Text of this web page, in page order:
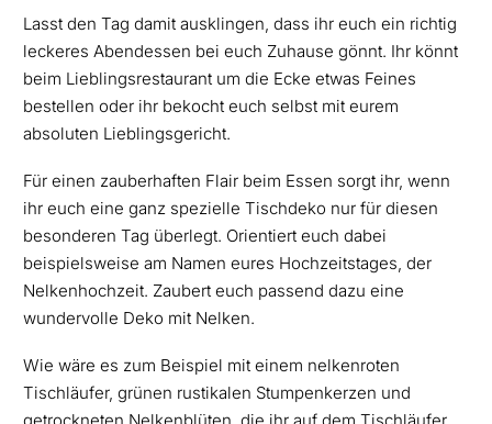
Lasst den Tag damit ausklingen, dass ihr euch ein richtig
leckeres Abendessen bei euch Zuhause gönnt. Ihr könnt
beim Lieblingsrestaurant um die Ecke etwas Feines
bestellen oder ihr bekocht euch selbst mit eurem
absoluten Lieblingsgericht.
Für einen zauberhaften Flair beim Essen sorgt ihr, wenn
ihr euch eine ganz spezielle Tischdeko nur für diesen
besonderen Tag überlegt. Orientiert euch dabei
beispielsweise am Namen eures Hochzeitstages, der
Nelkenhochzeit. Zaubert euch passend dazu eine
wundervolle Deko mit Nelken.
Wie wäre es zum Beispiel mit einem nelkenroten
Tischläufer, grünen rustikalen Stumpenkerzen und